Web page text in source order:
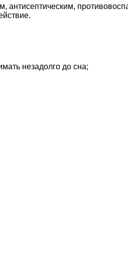
антисептическим,
незадолго до сна;